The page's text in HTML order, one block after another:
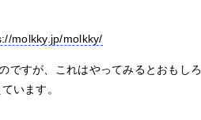
molkky.jp/molkky/
すが、これはやってみるとおもしろ
います。